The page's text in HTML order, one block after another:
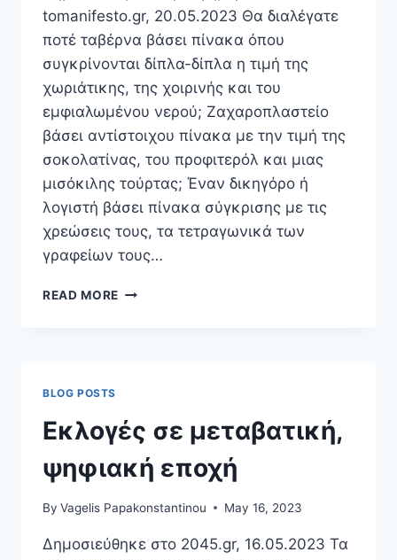
tomanifesto.gr, 20.05.2023 Θα διαλέγατε
ποτέ ταβέρνα βάσει πίνακα όπου
συγκρίνονται δίπλα-δίπλα η τιμή της
χωριάτικης, της χοιρινής και του
εμφιαλωμένου νερού; Ζαχαροπλαστείο
βάσει αντίστοιχου πίνακα με την τιμή της
σοκολατίνας, του προφιτερόλ και μιας
μισόκιλης τούρτας; Έναν δικηγόρο ή
λογιστή βάσει πίνακα σύγκρισης με τις
χρεώσεις τους, τα τετραγωνικά των
γραφείων τους…
READ MORE ΑΝΑΠΟΦΆΣΙΣΤΟΣ
BLOG POSTS
Εκλογές σε μεταβατική,
ψηφιακή εποχή
By Vagelis Papakonstantinou May 16, 2023
Δημοσιεύθηκε στο 2045.gr, 16.05.2023 Τα